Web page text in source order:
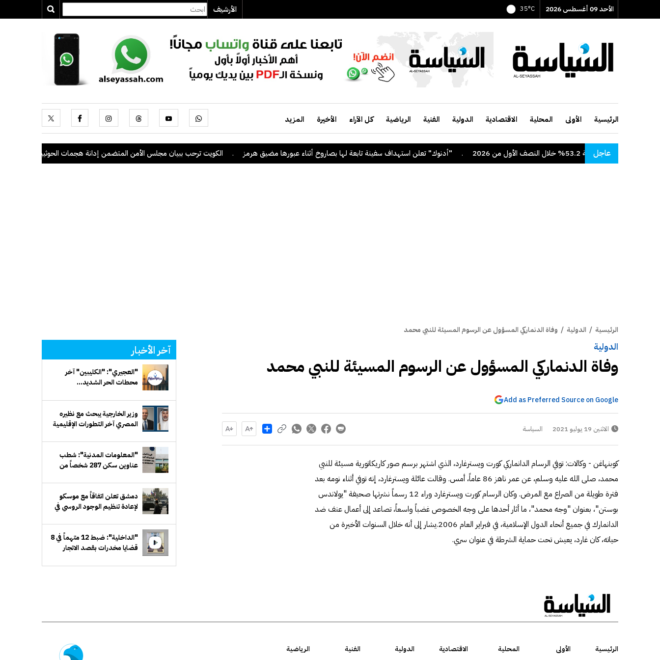
الأحد 09 أغسطس 2026 35°C الأرشيف
الرئيسية الأولى المحلية الاقتصادية الدولية الفنية الرياضية كل الآراء الأخيرة المزيد
عاجل
53.2% خلال النصف الأول من 2026 . "أدنوك" تعلن استهداف سفينة تابعة لها بصاروخ أثناء عبورها مضيق هرمز . الكويت ترحب ببيان مجلس الأمن المتضمن إدانة هجمات الحوثيين على السعودية
الرئيسية / الدولية / وفاة الدنماركي المسؤول عن الرسوم المسيئة للنبي محمد
الدولية
وفاة الدنماركي المسؤول عن الرسوم المسيئة للنبي محمد
Add as Preferred Source on Google
الاثنين 19 يوليو 2021 السياسة Share
كوبنهاغن - وكالات: توفي الرسام الدانماركي كورت ويسترغارد، الذي اشتهر برسم صور كاريكاتورية مسيئة للنبي
محمد، صلى الله عليه وسلم، عن عمر ناهز 86 عاماً، أمس. وقالت عائلة ويسترغارد، إنه توفي أثناء نومه بعد
فترة طويلة من الصراع مع المرض. وكان الرسام كورت ويسترغارد وراء 12 رسماً نشرتها صحيفة "يولاندس
بوستن"، بعنوان "وجه محمد"، ما أثار أحدها على وجه الخصوص غضباً واسعاً، تصاعد إلى أعمال عنف ضد
الدانمارك في جميع أنحاء الدول الإسلامية، في فبراير العام 2006.يشار إلى أنه خلال السنوات الأخيرة من
حياته، كان غارد، يعيش تحت حماية الشرطة في عنوان سري.
آخر الأخبار
"العجيري": "الكليبين" آخر
محطات الحر الشديد...
وزير الخارجية يبحث مع نظيره
المصري آخر التطورات الإقليمية
"المعلومات المدنية": شطب
عناوين سكن 287 شخصاً من
دمشق تعلن اتفاقاً مع موسكو
لإعادة تنظيم الوجود الروسي في
"الداخلية": ضبط 12 متهماً في 8
قضايا مخدرات بقصد الاتجار
الرئيسية الأولى المحلية الاقتصادية الدولية الفنية
الرياضية